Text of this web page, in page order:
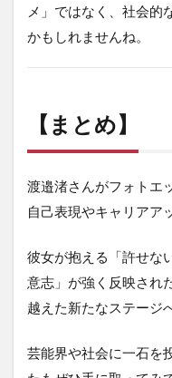
メ」ではなく、社会的
かもしれませんね。
【まとめ】
渡邉渚さんがフォトエ
自己表現やキャリアア
彼女が抱える「許せな
意志」が強く反映され
越えた新たなステージ
芸能界や社会に一石を